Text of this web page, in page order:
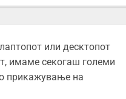
или десктопот
имаме секогаш големи
прикажување на